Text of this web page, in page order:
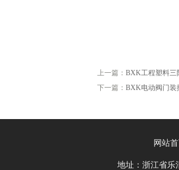
上一篇： BXK工程塑料三
下一篇： BXK电动阀门装
网站
地址：浙江省